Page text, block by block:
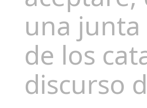
una
de los
discurso